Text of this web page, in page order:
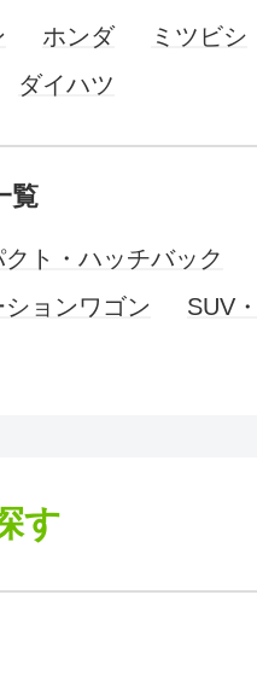
ホンダ
ミツビシ
ダイハツ
覧
クト・ハッチバック
ションワゴン
SUV
す